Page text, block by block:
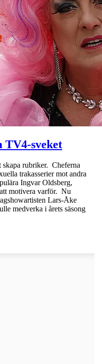
TV4-sveket
skapa rubriker. Cheferna
trakasserier mot andra
Ingvar Oldsberg,
motivera varför. Nu
Lars-Åke
medverka i årets säsong